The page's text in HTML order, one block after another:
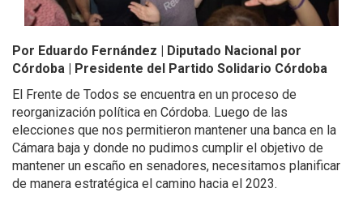
Por Eduardo Fernández | Diputado Nacional por
Córdoba | Presidente del Partido Solidario Córdoba
El Frente de Todos se encuentra en un proceso de
reorganización política en Córdoba. Luego de las
elecciones que nos permitieron mantener una banca en la
Cámara baja y donde no pudimos cumplir el objetivo de
mantener un escaño en senadores, necesitamos planificar
de manera estratégica el camino hacia el 2023.